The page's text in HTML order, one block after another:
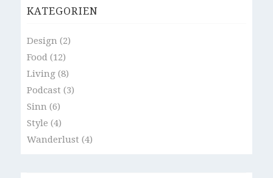
KATEGORIEN
Design(2)
Food(12)
Living(8)
Podcast (3)
Sinn(6)
Style (4)
Wanderlust (4)